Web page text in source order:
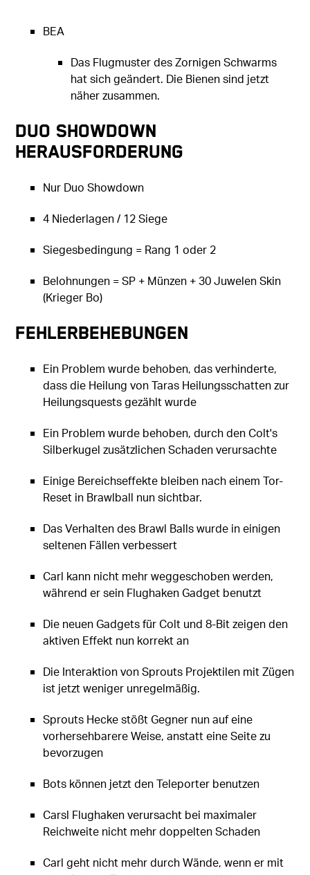
BEA
Das Flugmuster des Zornigen Schwarms
hat sich geändert. Die Bienen sind jetzt
näher zusammen.
Duo Showdown
Herausforderung
Nur Duo Showdown
4 Niederlagen / 12 Siege
Siegesbedingung = Rang 1 oder 2
Belohnungen = SP + Münzen + 30 Juwelen Skin
(Krieger Bo)
Fehlerbehebungen
Ein Problem wurde behoben, das verhinderte,
dass die Heilung von Taras Heilungsschatten zur
Heilungsquests gezählt wurde
Ein Problem wurde behoben, durch den Colt's
Silberkugel zusätzlichen Schaden verursachte
Einige Bereichseffekte bleiben nach einem Tor-
Reset in Brawlball nun sichtbar.
Das Verhalten des Brawl Balls wurde in einigen
seltenen Fällen verbessert
Carl kann nicht mehr weggeschoben werden,
während er sein Flughaken Gadget benutzt
Die neuen Gadgets für Colt und 8-Bit zeigen den
aktiven Effekt nun korrekt an
Die Interaktion von Sprouts Projektilen mit Zügen
ist jetzt weniger unregelmäßig.
Sprouts Hecke stößt Gegner nun auf eine
vorhersehbarere Weise, anstatt eine Seite zu
bevorzugen
Bots können jetzt den Teleporter benutzen
Carsl Flughaken verursacht bei maximaler
Reichweite nicht mehr doppelten Schaden
Carl geht nicht mehr durch Wände, wenn er mit